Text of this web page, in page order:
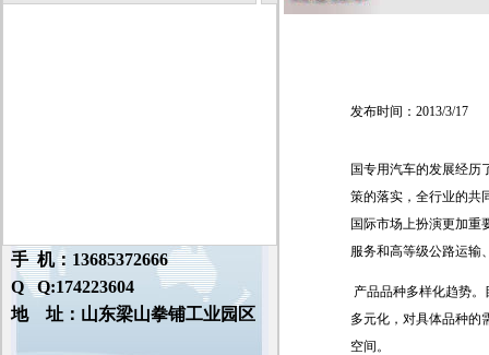
手 机：13685372666
Q Q:174223604
地 址：山东梁山拳铺工业园区
发布时间：2013/3/17
国专用汽车的发展经历
策的落实，全行业的共
国际市场上扮演更加重
服务和高等级公路运输
产品品种多样化趋势
多元化，对具体品种的
空间。